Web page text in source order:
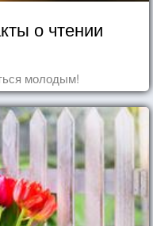
о чтении
молодым!